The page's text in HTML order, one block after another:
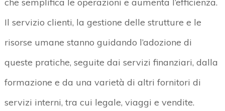
Il servizio clienti, la gestione delle strutture e le
risorse umane stanno guidando l’adozione di
queste pratiche, seguite dai servizi finanziari, dalla
formazione e da una varietà di altri fornitori di
servizi interni, tra cui legale, viaggi e vendite.